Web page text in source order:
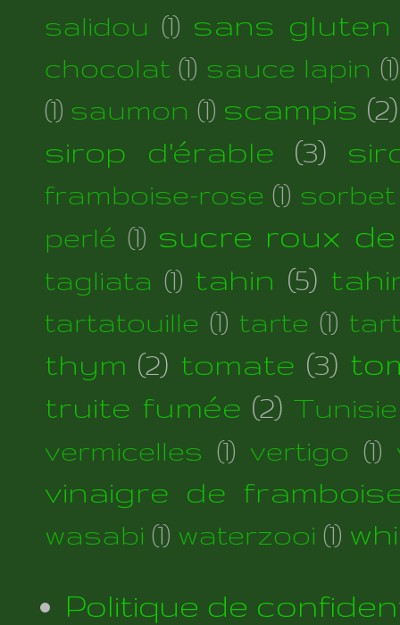
salidou (1) sans gluten
chocolat (1) sauce lapin (1)
(1) saumon (1) scampis (2)
sirop d'érable
(3)
framboise-rose (1)
perlé (1) sucre roux
tagliata (1) tahin (5)
tartatouille (1) tarte (1)
thym (2) tomate (3)
truite fumée (2) Tunisie
vermicelles (1) vertigo (1)
vinaigre de
wasabi (1) waterzooi (1)
Politique de